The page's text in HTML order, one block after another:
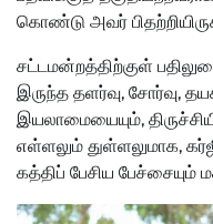
கொண்டு அவர்
சட்டமன்றத்திற்குள்
இருந்த தளர்வு, சோர்வு,
இயலாமையையும்,
எள்ளலும் துள்ளலுமாக,
கத்திப் பேசிய பேச்சையும்